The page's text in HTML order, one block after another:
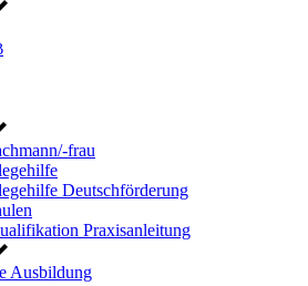
frau
Deutschförderung
Praxisanleitung
Ausbildung